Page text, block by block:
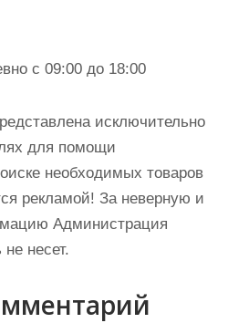
с 09:00 до 18:00
исключительно
для помощи
необходимых товаров
рекламой! За неверную и
Администрация
не несет.